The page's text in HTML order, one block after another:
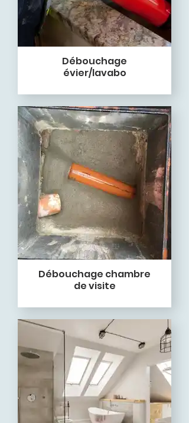
Débouchage
évier/lavabo
Débouchage chambre
de visite